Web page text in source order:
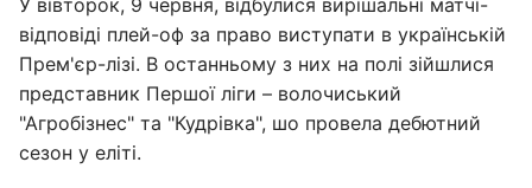
У вівторок, 9 червня, відбулися вирішальні матчі-
відповіді плей-оф за право виступати в українській
Прем'єр-лізі. В останньому з них на полі зійшлися
представник Першої ліги – волочиський
"Агробізнес" та "Кудрівка", шо провела дебютний
сезон у еліті.